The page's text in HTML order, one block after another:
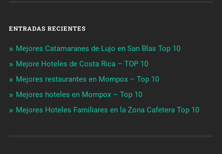
ENTRADAS RECIENTES
Mejores Catamaranes de Lujo en San Blas Top 10
Mejore Hoteles de Costa Rica – TOP 10
Mejores restaurantes en Mompox – Top 10
Mejores hoteles en Mompox – Top 10
Mejores Hoteles Familiares en la Zona Cafetera Top 10